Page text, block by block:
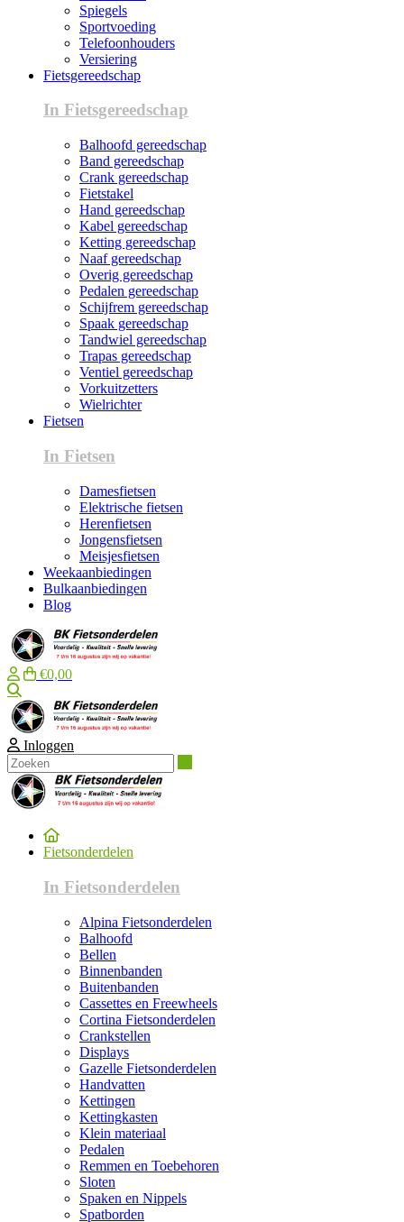
Spiegels
Sportvoeding
Telefoonhouders
Versiering
Fietsgereedschap
In Fietsgereedschap
Balhoofd gereedschap
Band gereedschap
Crank gereedschap
Fietstakel
Hand gereedschap
Kabel gereedschap
Ketting gereedschap
Naaf gereedschap
Overig gereedschap
Pedalen gereedschap
Schijfrem gereedschap
Spaak gereedschap
Tandwiel gereedschap
Trapas gereedschap
Ventiel gereedschap
Vorkuitzetters
Wielrichter
Fietsen
In Fietsen
Damesfietsen
Elektrische fietsen
Herenfietsen
Jongensfietsen
Meisjesfietsen
Weekaanbiedingen
Bulkaanbiedingen
Blog
€0,00
Inloggen
Fietsonderdelen
In Fietsonderdelen
Alpina Fietsonderdelen
Balhoofd
Bellen
Binnenbanden
Buitenbanden
Cassettes en Freewheels
Cortina Fietsonderdelen
Crankstellen
Displays
Gazelle Fietsonderdelen
Handvatten
Kettingen
Kettingkasten
Klein materiaal
Pedalen
Remmen en Toebehoren
Sloten
Spaken en Nippels
Spatborden